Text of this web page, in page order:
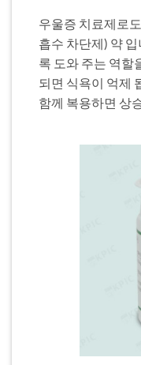
우울증 치료제로
흡수 차단제) 약
록 도와 주는 역할
되면 식욕이 억제
함께 복용하면 상